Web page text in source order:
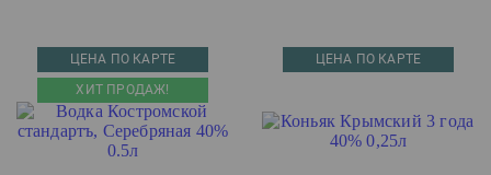
ЦЕНА ПО КАРТЕ
ХИТ ПРОДАЖ!
ЦЕНА ПО КАРТЕ